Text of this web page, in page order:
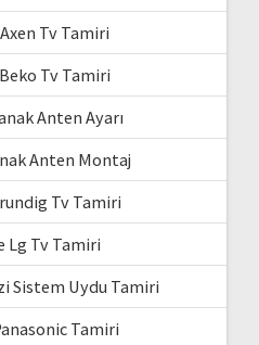
Tv Tamiri
Tv Tamiri
Anten Ayarı
Anten Montaj
Tv Tamiri
Lg Tv Tamiri
Sistem Uydu Tamiri
Tamiri